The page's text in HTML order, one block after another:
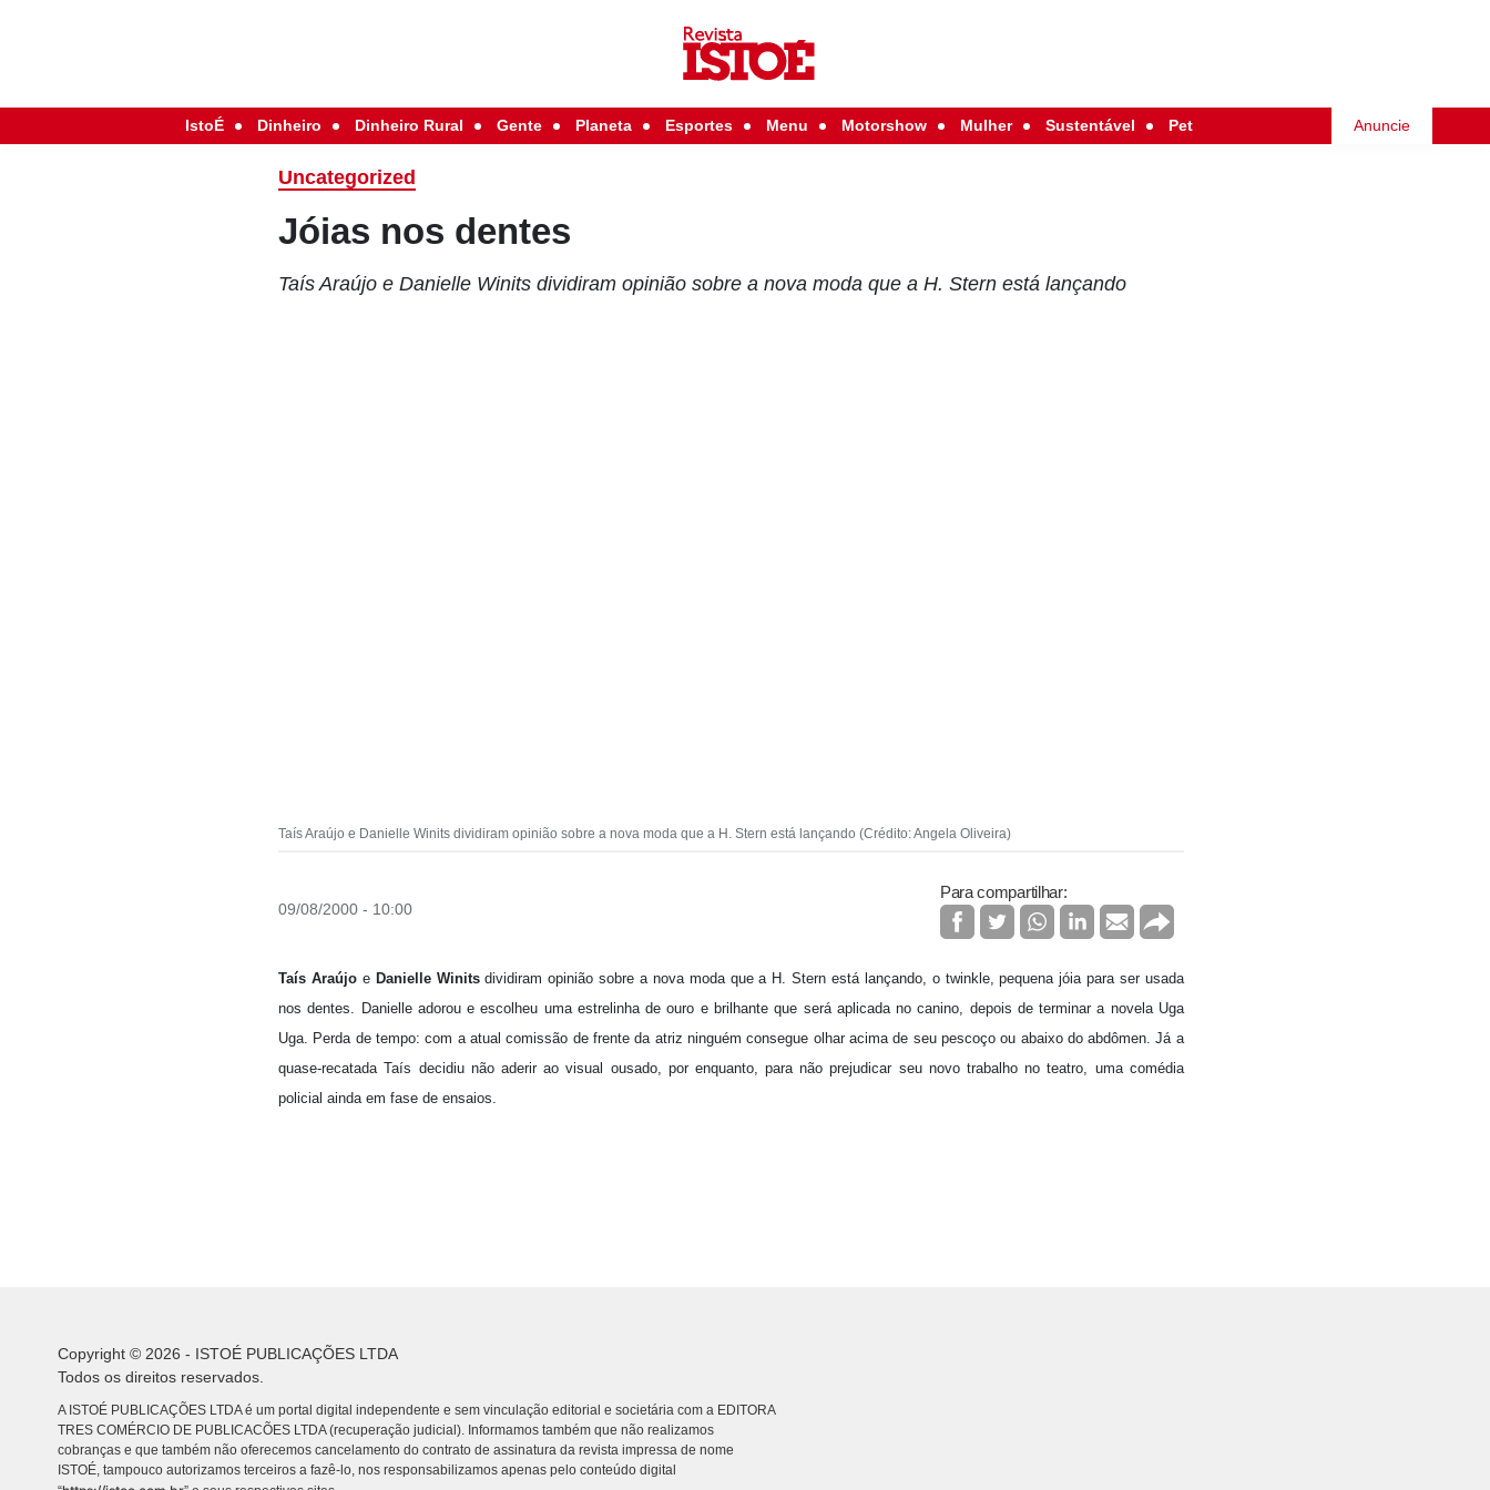
IstoÉ Dinheiro Dinheiro Rural Gente Planeta Esportes Menu Motorshow Mulher Sustentável Pet Anuncie
Uncategorized
Jóias nos dentes
Taís Araújo e Danielle Winits dividiram opinião sobre a nova moda que a H. Stern está lançando
Taís Araújo e Danielle Winits dividiram opinião sobre a nova moda que a H. Stern está lançando (Crédito: Angela Oliveira)
09/08/2000 - 10:00
Para compartilhar:
Taís Araújo e Danielle Winitsdividiram opinião sobre a nova moda que a H. Stern está lançando, o twinkle, pequena jóia para ser usada
nos dentes. Danielle adorou e escolheu uma estrelinha de ouro e brilhante que será aplicada no canino, depois de terminar a novela Uga
Uga. Perda de tempo: com a atual comissão de frente da atriz ninguém consegue olhar acima de seu pescoço ou abaixo do abdômen. Já a
quase-recatada Taís decidiu não aderir ao visual ousado, por enquanto, para não prejudicar seu novo trabalho no teatro, uma comédia
policial ainda em fase de ensaios.
Copyright © 2026 - ISTOÉ PUBLICAÇÕES LTDA
Todos os direitos reservados.
A ISTOÉ PUBLICAÇÕES LTDA é um portal digital independente e sem vinculação editorial e societária com a EDITORA
TRES COMÉRCIO DE PUBLICACÕES LTDA (recuperação judicial). Informamos também que não realizamos
cobranças e que também não oferecemos cancelamento do contrato de assinatura da revista impressa de nome
ISTOÉ, tampouco autorizamos terceiros a fazê-lo, nos responsabilizamos apenas pelo conteúdo digital